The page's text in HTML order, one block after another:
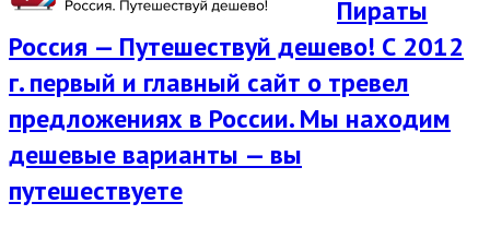
Пираты
Россия — Путешествуй дешево! С 2012
г. первый и главный сайт о тревел
предложениях в России. Мы находим
дешевые варианты — вы
путешествуете